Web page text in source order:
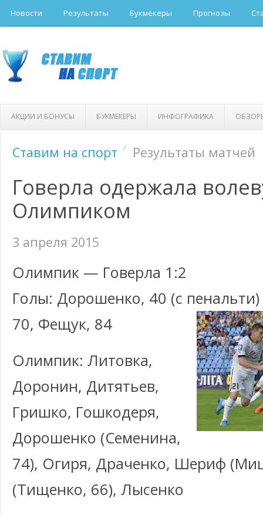
Новости Результаты Букмекеры Прогнозы
АКЦИИ И БОНУСЫ БУКМЕКЕРЫ ИНФОГРАФИКА
Ставим на спорт Результаты матчей
Говерла одержала
Олимпиком
3 апреля 2015
Олимпик — Говерла 1:2
Голы: Дорошенко, 40 (с
70, Фещук, 84
Олимпик: Литовка,
Доронин, Дитятьев,
Гришко, Гошкодеря,
Дорошенко (Семенина,
74), Огиря, Драченко, Шериф
(Тищенко, 66), Лысенко